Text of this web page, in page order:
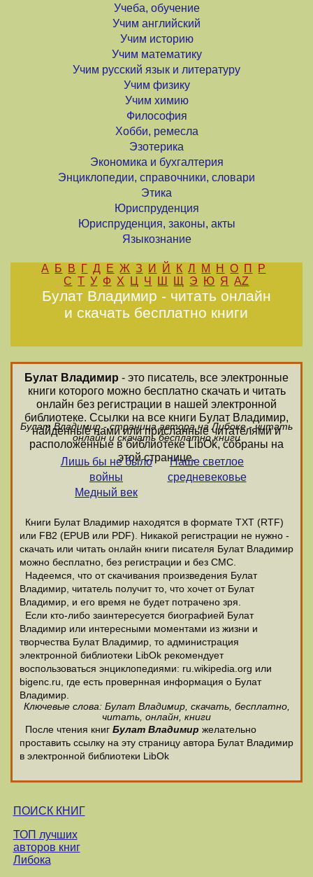
Учеба, обучение
Учим английский
Учим историю
Учим математику
Учим русский язык и литературу
Учим физику
Учим химию
Философия
Хобби, ремесла
Эзотерика
Экономика и бухгалтерия
Энциклопедии, справочники, словари
Этика
Юриспруденция
Юриспруденция, законы, акты
Языкознание
А Б В Г Д Е Ж З И Й К Л М Н О П
Р
С Т У Ф Х Ц Ч Ш Щ Э Ю Я AZ
Булат Владимир - читать онлайн
и скачать бесплатно книги
Булат Владимир - это писатель, все электронные
книги которого можно бесплатно скачать и читать
онлайн без регистрации в нашей электронной
библиотеке. Ссылки на все книги Булат Владимир,
найденные нами или присланные читателями и
расположенные в библиотеке LibOk, собраны на
этой странице.
Булат Владимир - страница автора на Либоке - читать
онлайн и скачать бесплатно книги
Лишь бы не было
войны
Медный век
Наше светлое
средневековье
Книги Булат Владимир находятся в формате ТХТ (RTF)
или FB2 (EPUB или PDF). Никакой регистрации не нужно -
скачать или читать онлайн книги писателя Булат Владимир
можно бесплатно, без регистрации и без СМС.
Надеемся, что от скачивания произведения Булат
Владимир, читатель получит то, что хочет от Булат
Владимир, и его время не будет потрачено зря.
Если кто-либо заинтересуется биографией Булат
Владимир или интересными моментами из жизни и
творчества Булат Владимир, то администрация
электронной библиотеки LibOk рекомендует
воспользоваться энциклопедиями: ru.wikipedia.org или
bigenc.ru, где есть провернная информация о Булат
Владимир.
Ключевые слова: Булат Владимир, скачать, бесплатно,
читать, онлайн, книги
После чтения книг Булат Владимир желательно
проставить ссылку на эту страницу автора Булат Владимир
в электронной библиотеки LibOk
ПОИСК КНИГ
ТОП лучших
авторов книг
Либока